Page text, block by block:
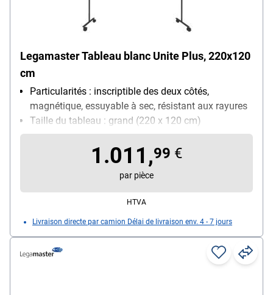
Legamaster Tableau blanc Unite Plus, 220x120
cm
Particularités : inscriptible des deux côtés,
magnétique, essuyable à sec, résistant aux rayures
Taille du tableau : grand (220 x 120 cm)
Utilisation : utilisation quotidienne
1.011,99 €
par pièce
HTVA
Livraison directe par camion Délai de livraison env. 4 - 7 jours